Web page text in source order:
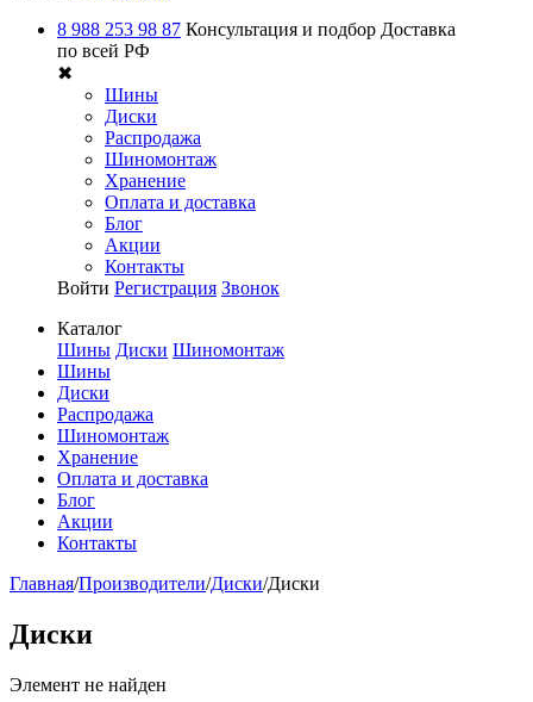
8 988 253 98 87 Консультация и подбор Доставка
по всей РФ
✖
Шины
Диски
Распродажа
Шиномонтаж
Хранение
Оплата и доставка
Блог
Акции
Контакты
Войти Регистрация Звонок
Каталог
Шины Диски Шиномонтаж
Шины
Диски
Распродажа
Шиномонтаж
Хранение
Оплата и доставка
Блог
Акции
Контакты
Главная/Производители/Диски/Диски
Диски
Элемент не найден